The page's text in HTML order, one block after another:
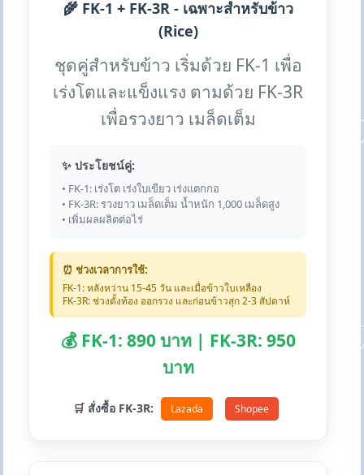
🌾 FK-1 + FK-3R - เฉพาะสำหรับข้าว
(Rice)
ชุดคู่สำหรับข้าว เริ่มด้วย FK-1 เพื่อ
เร่งโตและแข็งแรง ตามด้วย FK-3R
เพื่อรวงยาว เมล็ดเต็ม
✨ ประโยชน์คู่:
• FK-1: เร่งโต เร่งใบเขียว เร่งแตกกอ
• FK-3R: รวงยาว เมล็ดเต็ม น้ำหนัก 1,000 เมล็ดสูง
• เพิ่มผลผลิตต่อไร่
⏰ ช่วงเวลาการใช้:
FK-1: หลังหว่าน 15-45 วัน และเมื่อข้าวใบเหลือง
FK-3R: ช่วงตั้งท้อง ออกรวง และก่อนข้าวสุก 2-3 สัปดาห์
💰 FK-1: 890 บาท | FK-3R: 950
บาท
🛒 สั่งซื้อ FK-3R: Lazada Shopee